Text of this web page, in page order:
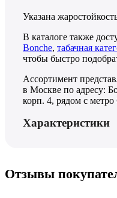
Указана
В каталоге также
Bonche, табачная
чтобы быстро
Ассортимент
в Москве по адресу:
корп. 4, рядом с метро
Характеристики
Отзывы